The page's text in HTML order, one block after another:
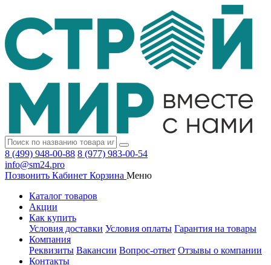
8 (499) 948-00-88 8 (977) 983-00-54
info@sm24.pro
Позвонить Кабинет Корзина Меню
Каталог товаров
Акции
Как купить
Условия доставки Условия оплаты Гарантия на товары
Компания
Реквизиты Вакансии Вопрос-ответ Отзывы о компании
Контакты